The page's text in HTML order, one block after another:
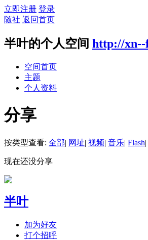
立即注册 登录
随社 返回首页
半叶的个人空间 http://xn--
空间首页
主题
个人资料
分享
按类型查看: 全部| 网址| 视频| 音乐| Flash|
现在还没分享
半叶
加为好友
打个招呼